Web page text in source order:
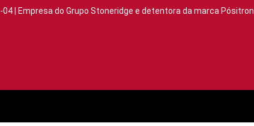
04 | Empresa do Grupo Stoneridge e detentora da marca Pósitron